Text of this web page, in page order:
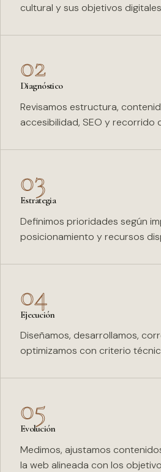
cultural y sus objetivos
02
Diagnóstico
Revisamos estructura,
accesibilidad, SEO y recorrido
03
Estrategia
Definimos prioridades según
posicionamiento y recursos
04
Ejecución
Diseñamos, desarrollamos,
optimizamos con criterio
05
Evolución
Medimos, ajustamos
la web alineada con los